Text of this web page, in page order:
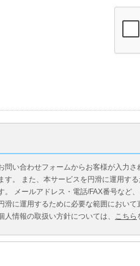
問い合わせフォームからお客様が入力
す。 また、本サービスを円滑に運用す
。 メールアドレス・電話/FAX番号など
滑に運用するために必要な範囲におい
人情報の取扱い方針については、 こちら